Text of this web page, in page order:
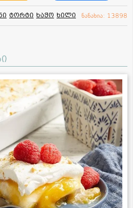
ტორტი ხაჭო ხილი ნანახია: 13898